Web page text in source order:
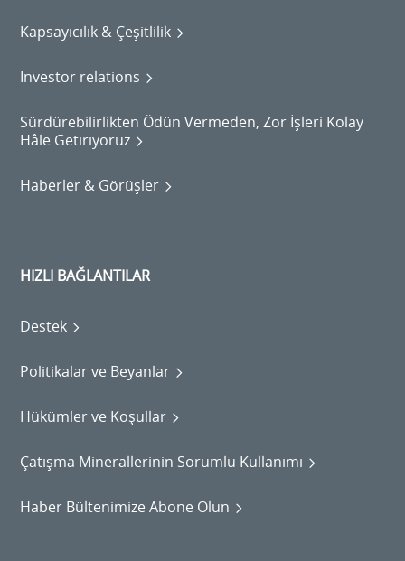
Kapsayıcılık & Çeşitlilik
Investor relations
Sürdürebilirlikten Ödün Vermeden, Zor İşleri Kolay
Hâle Getiriyoruz
Haberler & Görüşler
HIZLI BAĞLANTILAR
Destek
Politikalar ve Beyanlar
Hükümler ve Koşullar
Çatışma Minerallerinin Sorumlu Kullanımı
Haber Bültenimize Abone Olun